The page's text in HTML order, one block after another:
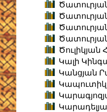
Ծուլիկյան
Կալի
Կանցյան